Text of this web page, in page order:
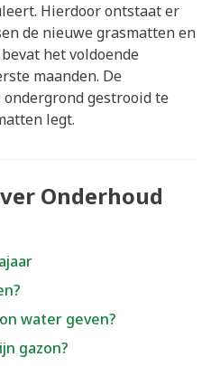
Hierdoor ontstaat er
de nieuwe grasmatten en
het voldoende
maanden. De
gestrooid te
legt.
Onderhoud
water geven?
gazon?